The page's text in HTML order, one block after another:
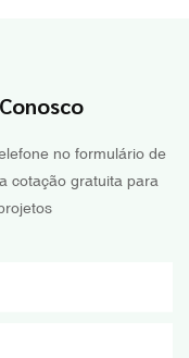
no formulário de
cotação gratuita para